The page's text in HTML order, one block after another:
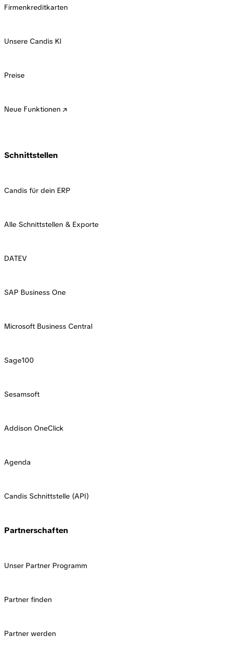
Firmenkreditkarten
Unsere Candis KI
Preise
Neue Funktionen
Schnittstellen
Candis für dein ERP
Alle Schnittstellen & Exporte
DATEV
SAP Business One
Microsoft Business Central
Sage100
Sesamsoft
Addison OneClick
Agenda
Candis Schnittstelle (API)
Partnerschaften
Unser Partner Programm
Partner finden
Partner werden